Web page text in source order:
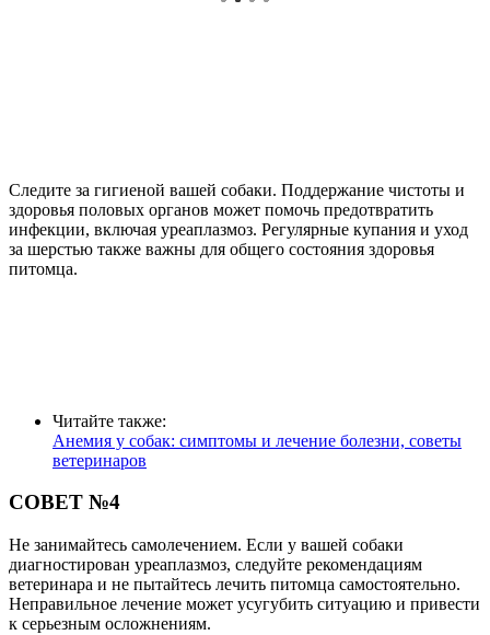
Следите за гигиеной вашей собаки. Поддержание чистоты и
здоровья половых органов может помочь предотвратить
инфекции, включая уреаплазмоз. Регулярные купания и уход
за шерстью также важны для общего состояния здоровья
питомца.
Читайте также:
Анемия у собак: симптомы и лечение болезни, советы
ветеринаров
СОВЕТ №4
Не занимайтесь самолечением. Если у вашей собаки
диагностирован уреаплазмоз, следуйте рекомендациям
ветеринара и не пытайтесь лечить питомца самостоятельно.
Неправильное лечение может усугубить ситуацию и привести
к серьезным осложнениям.